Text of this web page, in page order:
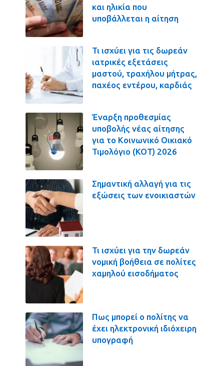
και ηλικία που
υποβάλλεται η αίτηση
Τι ισχύει για τις δωρεάν
ιατρικές εξετάσεις
μαστού, τραχήλου μήτρας,
παχέος εντέρου, καρδιάς
Έναρξη προθεσμίας
υποβολής νέας αίτησης
για το Κοινωνικό Οικιακό
Τιμολόγιο (ΚΟΤ) 2026
Σημαντική αλλαγή για τις
εξώσεις των ενοικιαστών
Τι ισχύει για την δωρεάν
νομική βοήθεια σε πολίτες
χαμηλού εισοδήματος
Πως μπορεί ο πολίτης να
έχει ηλεκτρονική ιδιόχειρη
υπογραφή